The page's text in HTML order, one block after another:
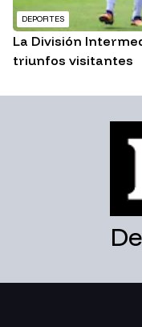
DEPORTES
La División
triunfos visitantes